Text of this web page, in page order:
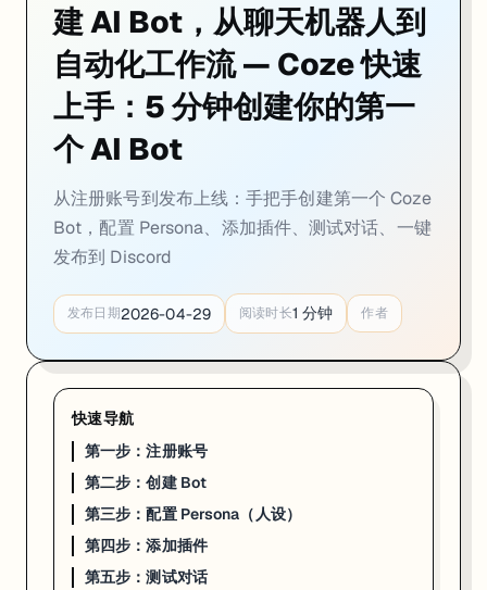
建 AI Bot，从聊天机器人到
自动化工作流 — Coze 快速
上手：5 分钟创建你的第一
个 AI Bot
从注册账号到发布上线：手把手创建第一个 Coze
Bot，配置 Persona、添加插件、测试对话、一键
发布到 Discord
发布日期2026-04-29 阅读时长1 分钟 作者
快速导航
第一步：注册账号
第二步：创建 Bot
第三步：配置 Persona（人设）
第四步：添加插件
第五步：测试对话